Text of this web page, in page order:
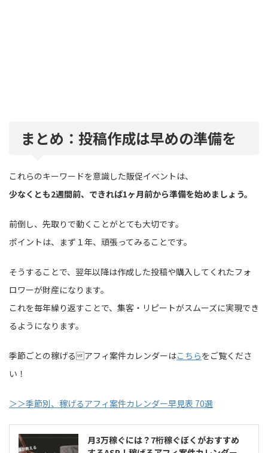
まとめ：投稿作成は早めの準備を
これらのキーワードを意識した販促イベントは、
少なくとも2週間前、できれば1ヶ月前から準備を始めましょう。
前倒し、先取りで動くことがとても大切です。
ポイントは、まず１年、頑張ってみることです。
そうすることで、翌年以降は作成した投稿や購入してくれたフォ
ロワーが財産になります。
これを毎年繰り返すことで、集客・リピートがスムーズに実現でき
るようになります。
季節ごとの稼げるアフィ案件カレンダーはこちらをご覧くださ
い！
＞＞季節別、稼げるアフィ案件カレンダー早見表 70選
月3万稼ぐには？7桁稼ぐぼくがおすすめ